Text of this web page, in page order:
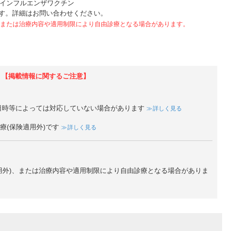
インフルエンザワクチン
詳細はお問い合わせください。
たは治療内容や適用制限により自由診療となる場合があります。
【掲載情報に関するご注意】
等によっては対応していない場合があります 詳しく見る
(保険適用外)です 詳しく見る
)、または治療内容や適用制限により自由診療となる場合がありま